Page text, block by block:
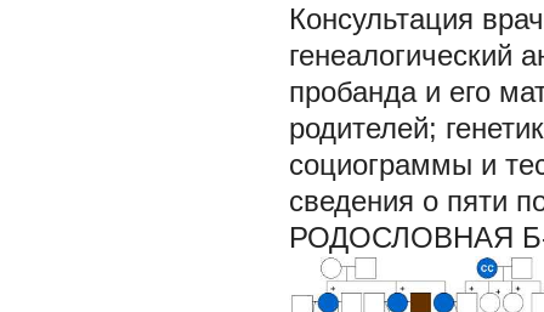
Консультация
генеалогический
пробанда и его
родителей;
социограммы и
сведения о пяти
РОДОСЛОВНАЯ Б-